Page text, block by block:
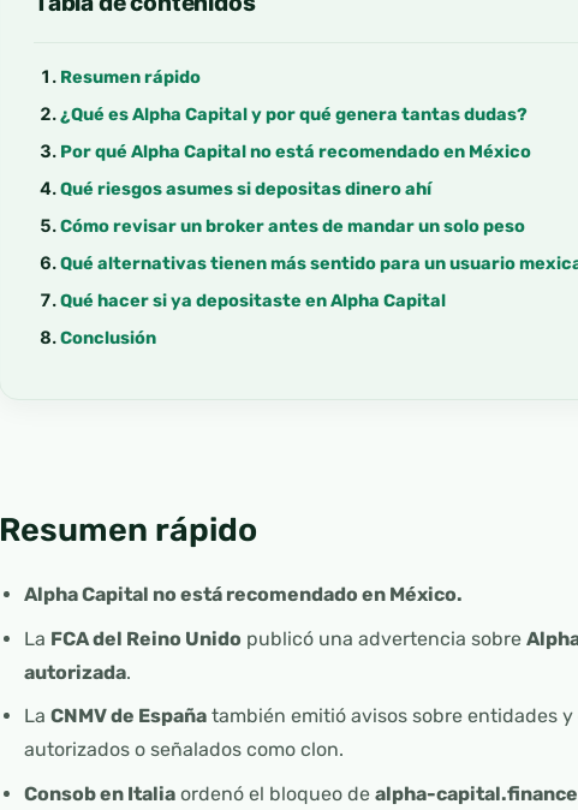
Resumen rápido
¿Qué es Alpha Capital y por qué genera tantas dudas?
Por qué Alpha Capital no está recomendado en México
Qué riesgos asumes si depositas dinero ahí
Cómo revisar un broker antes de mandar un solo peso
Qué alternativas tienen más sentido para un usuario
Qué hacer si ya depositaste en Alpha Capital
Conclusión
Resumen rápido
Alpha Capital no está recomendado en México.
La FCA del Reino Unido publicó una advertencia sobre
autorizada.
La CNMV de Españatambién emitió avisos sobre entidades
autorizados o señalados como clon.
Consob en Italiaordenó el bloqueo de alpha-capital.finance